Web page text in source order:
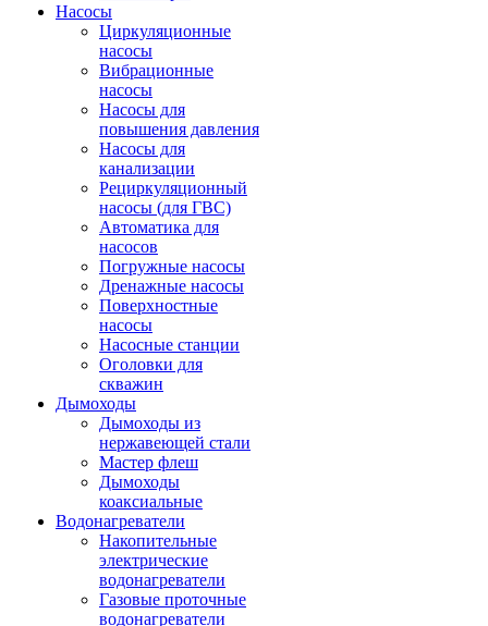
Насосы
Циркуляционные
насосы
Вибрационные
насосы
Насосы для
повышения давления
Насосы для
канализации
Рециркуляционный
насосы (для ГВС)
Автоматика для
насосов
Погружные насосы
Дренажные насосы
Поверхностные
насосы
Насосные станции
Оголовки для
скважин
Дымоходы
Дымоходы из
нержавеющей стали
Мастер флеш
Дымоходы
коаксиальные
Водонагреватели
Накопительные
электрические
водонагреватели
Газовые проточные
водонагреватели